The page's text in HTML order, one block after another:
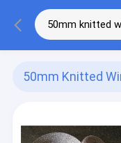
50mm Knitted